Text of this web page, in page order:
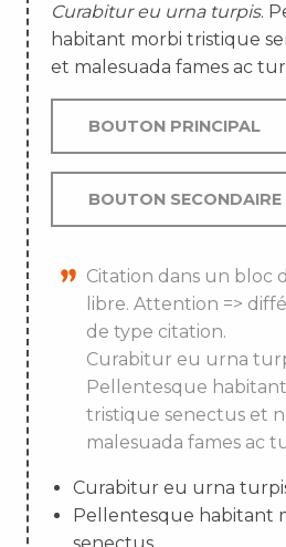
Curabitur eu urna turpis.
habitant morbi tristique
et malesuada fames ac
BOUTON PRINCIPAL
BOUTON SECONDAIRE
Citation dans un bloc
libre. Attention =>
de type citation.
Curabitur eu urna
Pellentesque
tristique senectus et
malesuada fames ac
Curabitur eu urna
Pellentesque habitant